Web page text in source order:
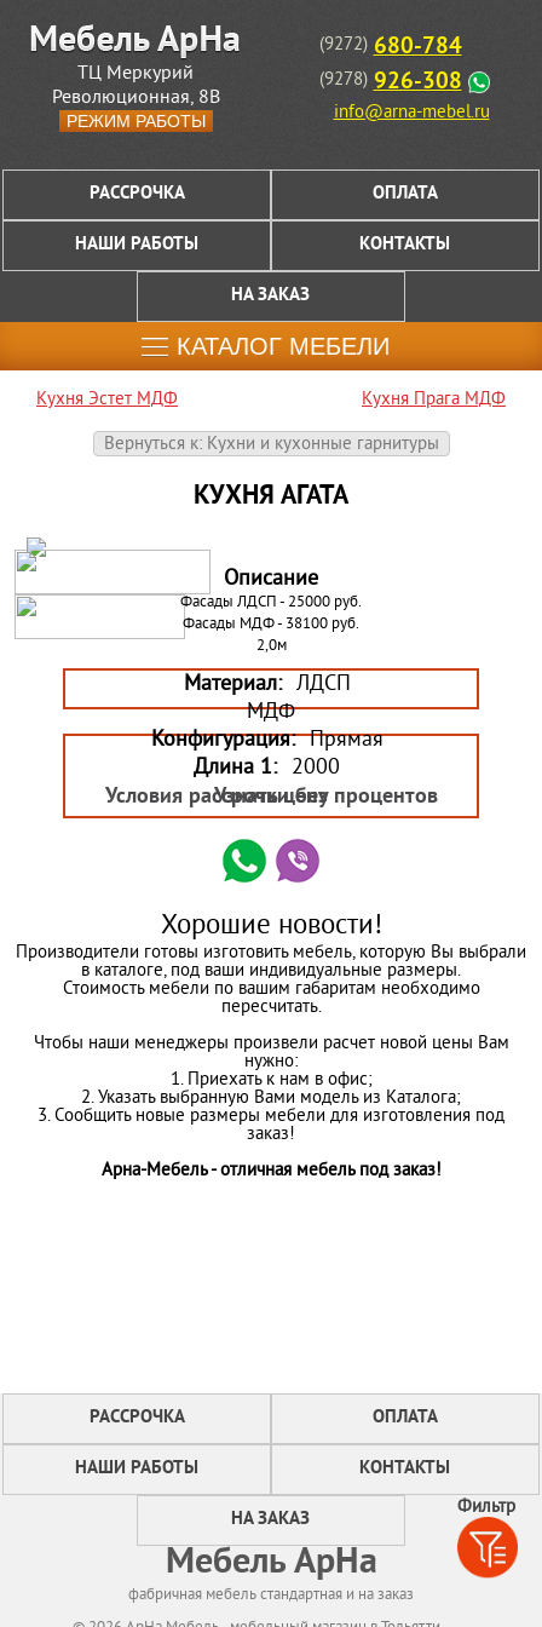
Фильтр
ТЦ Меркурий
Революционная, 8В
РЕЖИМ РАБОТЫ
(9272) 680-784
(9278) 926-308
info@arna-mebel.ru
РАССРОЧКА ОПЛАТА
НАШИ РАБОТЫ КОНТАКТЫ
НА ЗАКАЗ
КАТАЛОГ МЕБЕЛИ
Кухня Эстет МДФ
Кухня Прага МДФ
Вернуться к: Кухни и кухонные гарнитуры
КУХНЯ АГАТА
Описание
Фасады ЛДСП - 25000 руб.
Фасады МДФ - 38100 руб.
2,0м
Материал: ЛДСП
МДФ
Конфигурация: Прямая
Длина 1: 2000
Узнать цену
Условия рассрочки без процентов
Хорошие новости!
Производители готовы изготовить мебель, которую Вы выбрали
в каталоге, под ваши индивидуальные размеры.
Стоимость мебели по вашим габаритам необходимо
пересчитать.
Чтобы наши менеджеры произвели расчет новой цены Вам
нужно:
1. Приехать к нам в офис;
2. Указать выбранную Вами модель из Каталога;
3. Сообщить новые размеры мебели для изготовления под
заказ!
Арна-Мебель - отличная мебель под заказ!
РАССРОЧКА ОПЛАТА
НАШИ РАБОТЫ КОНТАКТЫ
НА ЗАКАЗ
Мебель АрНа
фабричная мебель стандартная и на заказ